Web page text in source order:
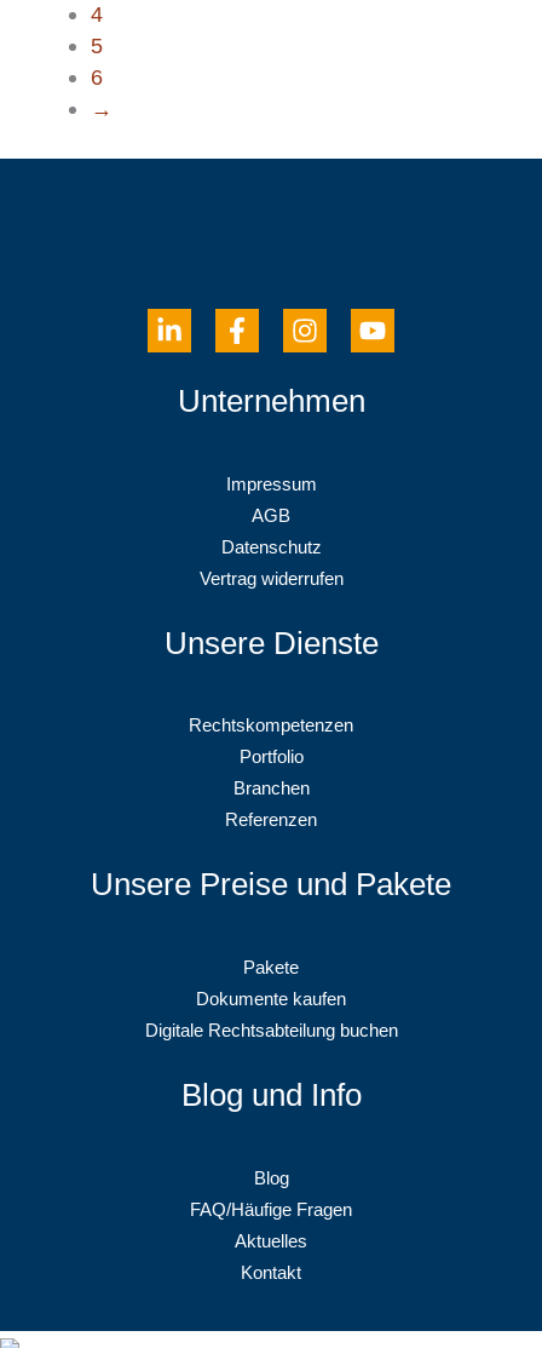
4
5
6
→
Unternehmen
Impressum
AGB
Datenschutz
Vertrag widerrufen
Unsere Dienste
Rechtskompetenzen
Portfolio
Branchen
Referenzen
Unsere Preise und Pakete
Pakete
Dokumente kaufen
Digitale Rechtsabteilung buchen
Blog und Info
Blog
FAQ/Häufige Fragen
Aktuelles
Kontakt